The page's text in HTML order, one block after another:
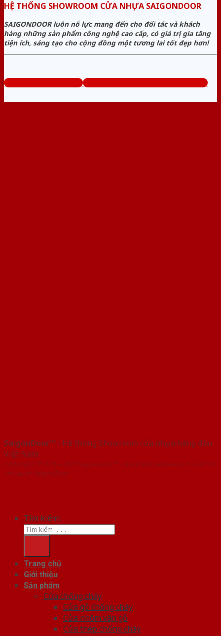
HỆ THỐNG SHOWROOM CỬA NHỰA SAIGONDOOR
SAIGONDOOR luôn nỗ lực mang đến cho đối tác và khách
hàng những sản phẩm công nghệ cao cấp, có giá trị gia tăng
tiện ích, sáng tạo cho cộng đồng một tương lai tốt đẹp hơn!
www.sieuthicuanhua.net Tổng đài tư vấn miễn phí: 0824.400.400
SaigonDoor™ - Hệ thống Showroom cửa nhựa hàng đầu
Việt Nam
Copyright ⓒ 2016 – 2026 SaigonDoor™ - www.bancuanhua.com | Đơn vị
chủ quản SaigonDoor
Tìm kiếm:
Trang chủ
Giới thiệu
Sản phẩm
Cửa chống cháy
Cửa gỗ chống cháy
Cửa nhôm vân gỗ
Cửa thép chống cháy